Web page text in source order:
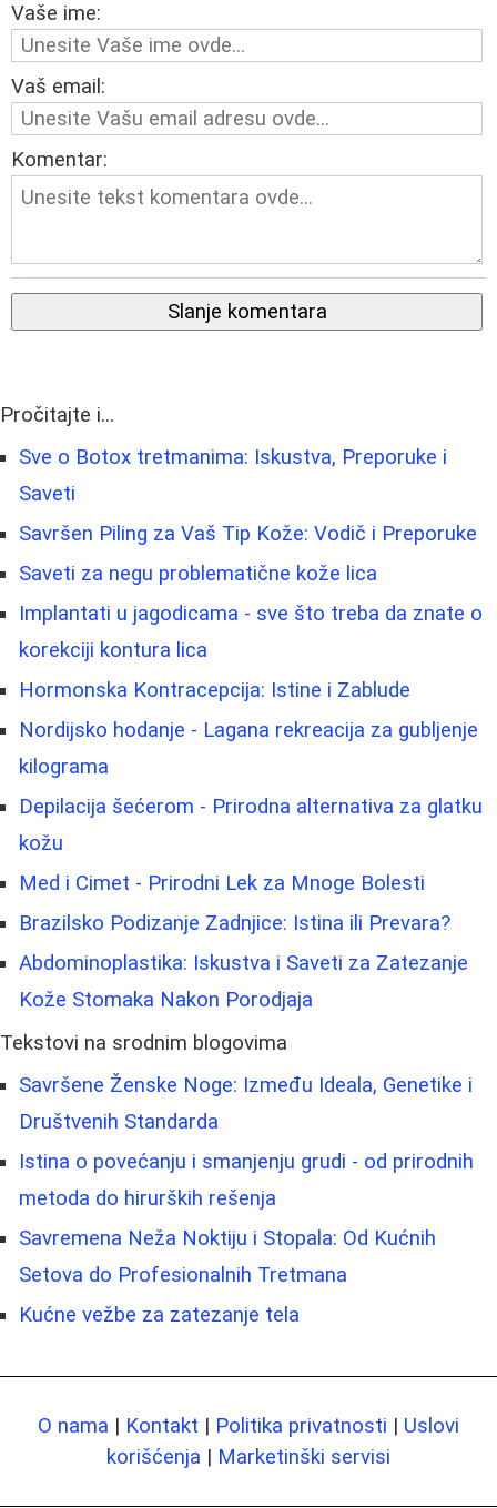
Vaše ime:
Vaš email:
Komentar:
Slanje komentara
Pročitajte i...
Sve o Botox tretmanima: Iskustva, Preporuke i
Saveti
Savršen Piling za Vaš Tip Kože: Vodič i Preporuke
Saveti za negu problematične kože lica
Implantati u jagodicama - sve što treba da znate o
korekciji kontura lica
Hormonska Kontracepcija: Istine i Zablude
Nordijsko hodanje - Lagana rekreacija za gubljenje
kilograma
Depilacija šećerom - Prirodna alternativa za glatku
kožu
Med i Cimet - Prirodni Lek za Mnoge Bolesti
Brazilsko Podizanje Zadnjice: Istina ili Prevara?
Abdominoplastika: Iskustva i Saveti za Zatezanje
Kože Stomaka Nakon Porodjaja
Tekstovi na srodnim blogovima
Savršene Ženske Noge: Između Ideala, Genetike i
Društvenih Standarda
Istina o povećanju i smanjenju grudi - od prirodnih
metoda do hirurških rešenja
Savremena Neža Noktiju i Stopala: Od Kućnih
Setova do Profesionalnih Tretmana
Kućne vežbe za zatezanje tela
O nama | Kontakt | Politika privatnosti | Uslovi
korišćenja | Marketinški servisi